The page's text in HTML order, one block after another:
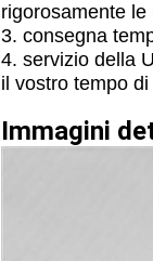
rigorosamente
3. consegna
4. servizio della
il vostro tempo
Immagini